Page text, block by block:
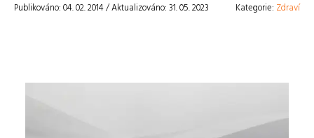
Publikováno: 04. 02. 2014 / Aktualizováno: 31. 05. 2023 Kategorie: Zdraví